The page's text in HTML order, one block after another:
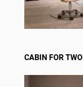
CABIN FOR TWO